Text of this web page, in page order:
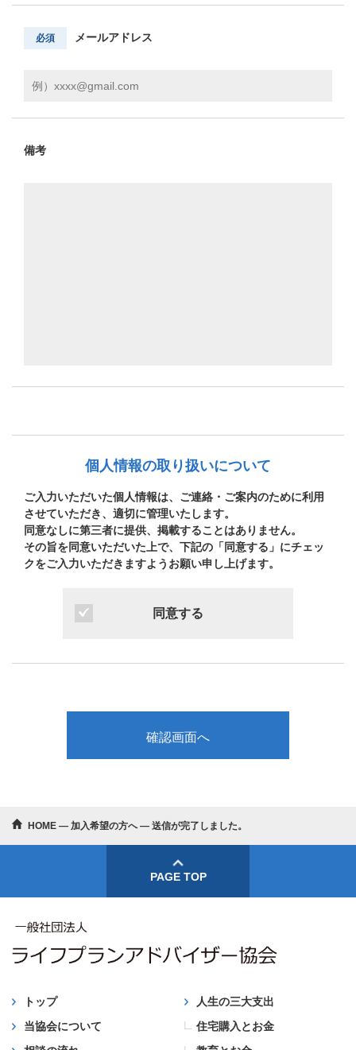
必須 メールアドレス
備考
個人情報の取り扱いについて
ご入力いただいた個人情報は、ご連絡・ご案内のために利用
させていただき、適切に管理いたします。
同意なしに第三者に提供、掲載することはありません。
その旨を同意いただいた上で、下記の「同意する」にチェッ
クをご入力いただきますようお願い申し上げます。
同意する
HOME ― 加入希望の方へ― 送信が完了しました。
PAGE TOP
トップ
当協会について
人生の三大支出
住宅購入とお金